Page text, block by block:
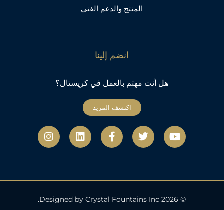
المنتج والدعم الفني
انضم إلينا
هل أنت مهتم بالعمل في كريستال؟
اكتشف المزيد
ي
و
ت
ب
ت
و
ي
ف
ي
س
ك
ف
ل
ي
ن
إ
ا
ن
س
ر
م
© 2026 Designed by Crystal Fountains Inc.